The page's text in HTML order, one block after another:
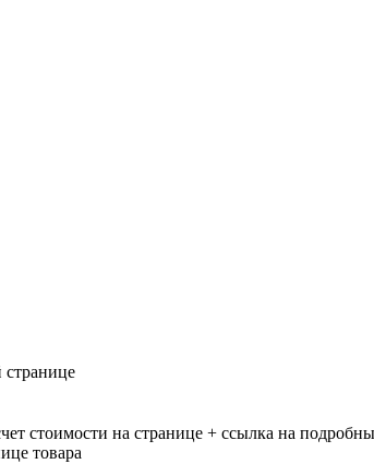
странице
стоимости на странице + ссылка на
товара